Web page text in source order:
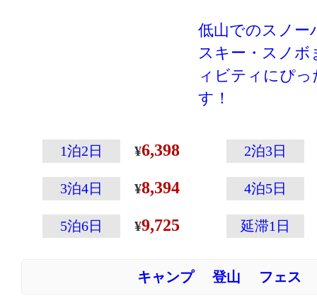
す。
低山でのスノー
スキー・スノ
ィビティにぴ
す！
こその温かさ
えた高性能ウェ
ウェアの左袖
ップの収納に
付いていたり
切り返しのデ
1泊2日 6,398 2泊3日
3泊4日 8,394 4泊5日
5泊6日 9,725 延滞1日
キャンプ 登山 フェス